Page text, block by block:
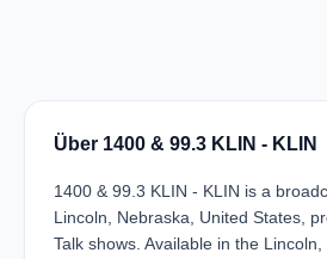
Über 1400 & 99.3 KLIN - KLIN
1400 & 99.3 KLIN - KLIN is a
Lincoln, Nebraska, United States,
Talk shows. Available in the